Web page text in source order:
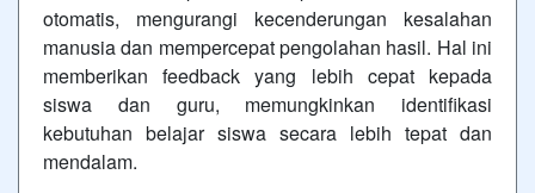
otomatis, mengurangi kecenderungan kesalahan
manusia dan mempercepat pengolahan hasil. Hal ini
memberikan feedback yang lebih cepat kepada
siswa dan guru, memungkinkan identifikasi
kebutuhan belajar siswa secara lebih tepat dan
mendalam.